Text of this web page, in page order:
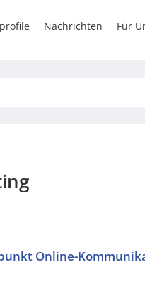
Nachrichten Für
Online-